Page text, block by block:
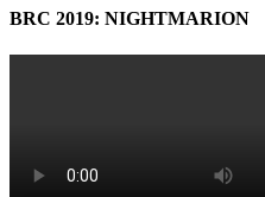
BRC 2019: NIGHTMARION